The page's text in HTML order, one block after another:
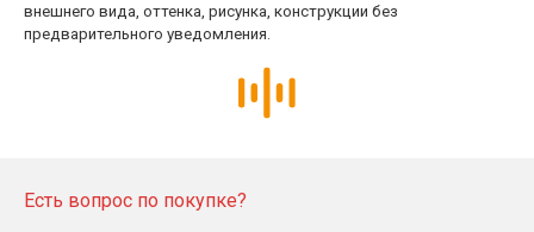
внешнего вида, оттенка, рисунка, конструкции без
предварительного уведомления.
Есть вопрос по покупке?